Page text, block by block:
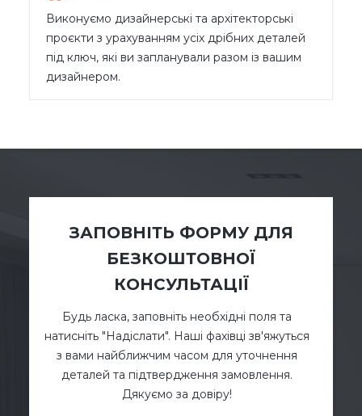
Виконуємо дизайнерські та архітекторські
проєкти з урахуванням усіх дрібних деталей
під ключ, які ви запланували разом із вашим
дизайнером.
ЗАПОВНІТЬ ФОРМУ ДЛЯ
БЕЗКОШТОВНОЇ
КОНСУЛЬТАЦІЇ
Будь ласка, заповніть необхідні поля та
натисніть "Надіслати". Наші фахівці зв'яжуться
з вами найближчим часом для уточнення
деталей та підтвердження замовлення.
Дякуємо за довіру!